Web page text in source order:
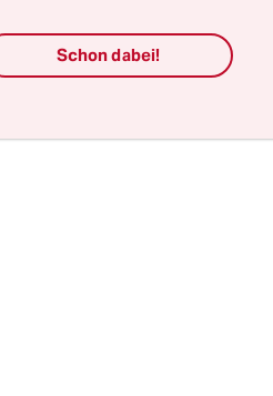
Schon dabei!